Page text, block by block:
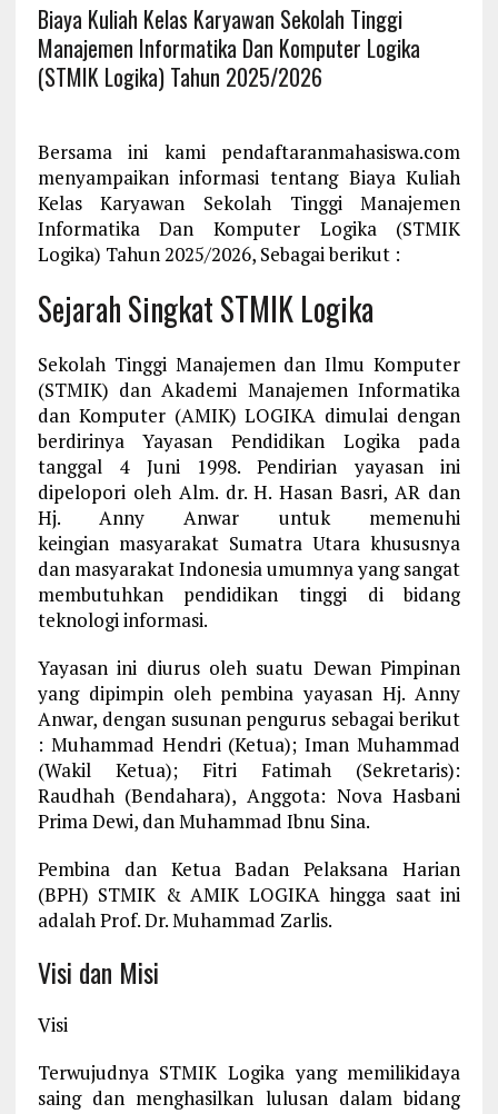
Biaya Kuliah Kelas Karyawan Sekolah Tinggi
Manajemen Informatika Dan Komputer Logika
(STMIK Logika) Tahun 2025/2026
Bersama ini kami pendaftaranmahasiswa.com
menyampaikan informasi tentang Biaya Kuliah
Kelas Karyawan Sekolah Tinggi Manajemen
Informatika Dan Komputer Logika (STMIK
Logika) Tahun 2025/2026, Sebagai berikut :
Sejarah Singkat STMIK Logika
Sekolah Tinggi Manajemen dan Ilmu Komputer
(STMIK) dan Akademi Manajemen Informatika
dan Komputer (AMIK) LOGIKA dimulai dengan
berdirinya Yayasan Pendidikan Logika pada
tanggal 4 Juni 1998. Pendirian yayasan ini
dipelopori oleh Alm. dr. H. Hasan Basri, AR dan
Hj. Anny Anwar untuk memenuhi
keingian masyarakat Sumatra Utara khususnya
dan masyarakat Indonesia umumnya yang sangat
membutuhkan pendidikan tinggi di bidang
teknologi informasi.
Yayasan ini diurus oleh suatu Dewan Pimpinan
yang dipimpin oleh pembina yayasan Hj. Anny
Anwar, dengan susunan pengurus sebagai berikut
: Muhammad Hendri (Ketua); Iman Muhammad
(Wakil Ketua); Fitri Fatimah (Sekretaris):
Raudhah (Bendahara), Anggota: Nova Hasbani
Prima Dewi, dan Muhammad Ibnu Sina.
Pembina dan Ketua Badan Pelaksana Harian
(BPH) STMIK & AMIK LOGIKA hingga saat ini
adalah Prof. Dr. Muhammad Zarlis.
Visi dan Misi
Visi
Terwujudnya STMIK Logika yang memilikidaya
saing dan menghasilkan lulusan dalam bidang